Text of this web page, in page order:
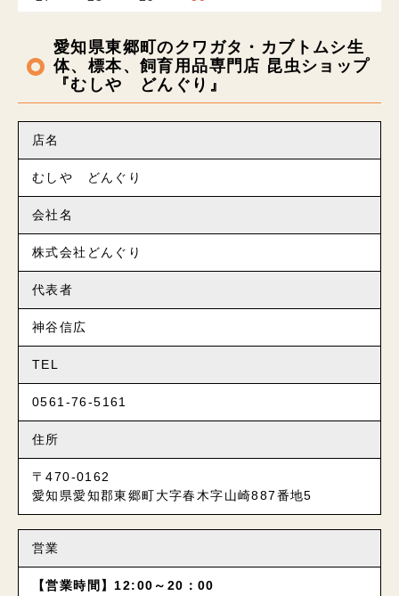
愛知県東郷町のクワガタ・カブトムシ生
体、標本、飼育用品専門店 昆虫ショップ
『むしや どんぐり』
店名
むしや どんぐり
会社名
株式会社どんぐり
代表者
神谷信広
TEL
0561-76-5161
住所
〒470-0162
愛知県愛知郡東郷町大字春木字山崎887番地5
営業
【営業時間】12:00～20：00